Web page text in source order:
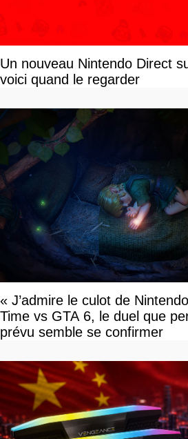
Un nouveau Nintendo Direct
voici quand le regarder
« J’admire le culot de
Time vs GTA 6, le duel que
prévu semble se confirmer